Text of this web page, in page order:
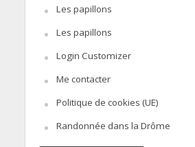
Les papillons
Les papillons
Login Customizer
Me contacter
Politique de cookies (UE)
Randonnée dans la Drôme